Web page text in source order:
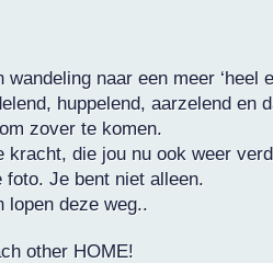
naar een meer ‘heel
huppelend, aarzelend en
zover te komen.
kracht, die jou nu ook weer
Je bent niet alleen.
lopen deze weg..
other HOME!